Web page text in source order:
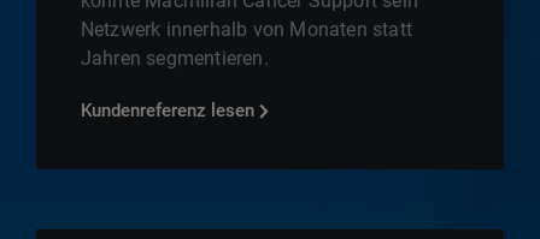
Netzwerk innerhalb von Monaten statt
Jahren segmentieren.
Kundenreferenz lesen